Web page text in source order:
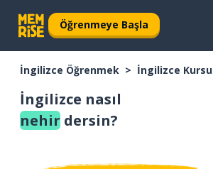
Öğrenmeye Başla
İngilizce Öğrenmek İngilizce Kursu
İngilizce nasıl
nehir dersin?